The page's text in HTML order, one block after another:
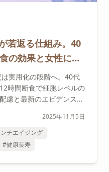
若返る仕組み。40
の効果と女性に優
実用化の段階へ。40代
時間断食で細胞レベルの
慮と最新のエビデンスを
2025年11月5日
チエイジング
#健康長寿